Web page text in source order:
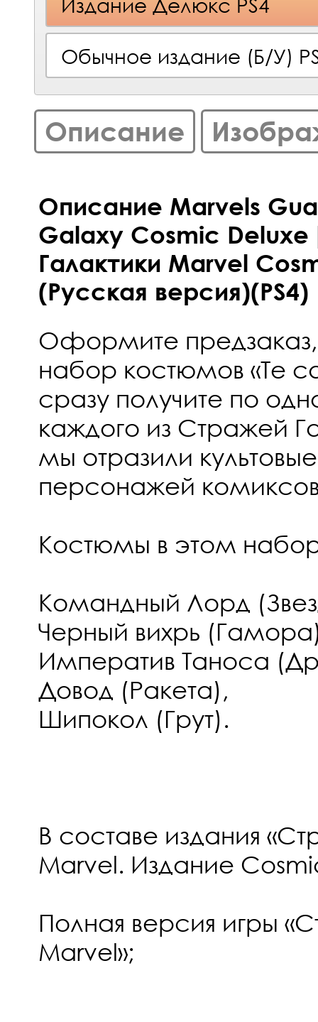
Обычное издание (Б/У)
Описание
Описание Marvels
Galaxy Cosmic
Галактики Marvel
(Русская версия)(PS4)
Оформите предзаказ,
набор костюмов «Те
сразу получите по
каждого из Стражей
мы отразили
персонажей
Костюмы в этом
Командный Лорд
Черный вихрь
Императив Таноса
Довод (Ракета),
Шипокол (Грут).
В составе издания
Marvel. Издание
Полная версия игры
Marvel»;